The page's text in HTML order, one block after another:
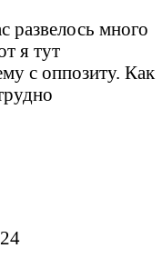
развелось много
я тут
с оппозиту. Как